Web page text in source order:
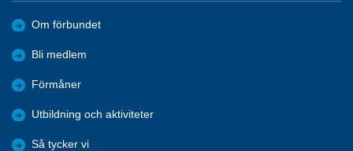
Om förbundet
Bli medlem
Förmåner
Utbildning och aktiviteter
Så tycker vi